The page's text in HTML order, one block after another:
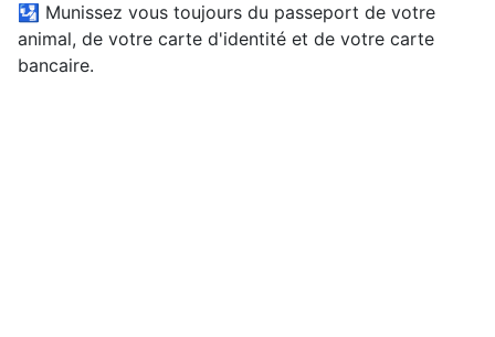
🛂 Munissez vous toujours du passeport de votre
animal, de votre carte d'identité et de votre carte
bancaire.